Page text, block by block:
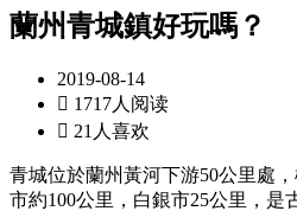
蘭州青城鎮好玩嗎？
2019-08-14
 1717人阅读
 21人喜欢
青城位於蘭州黃河下游50公里處
市約100公里，白銀市25公里，是